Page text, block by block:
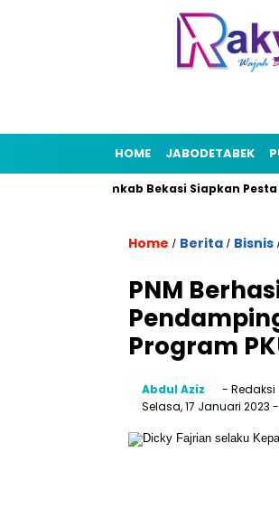
HOME JABODETABEK
Pemkab Bekasi Siapkan Pesta
Home / Berita / Bisnis
PNM
Program
Abdul Aziz
- Redaksi
Selasa, 17 Januari 2023 -